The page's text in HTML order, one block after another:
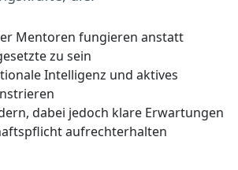
Mentoren fungieren anstatt
zu sein
Intelligenz und aktives
dabei jedoch klare Erwartungen
aufrechterhalten